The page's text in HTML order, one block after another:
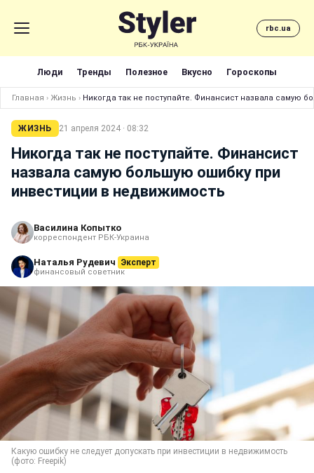
rbc.ua
Люди Тренды Полезное Вкусно Гороскопы
Главная › Жизнь › Никогда так не поступайте. Финансист назвала самую
ЖИЗНЬ 21 апреля 2024 · 08:32
Никогда так не поступайте. Финансист
назвала самую большую ошибку при
инвестиции в недвижимость
Василина Копытко
корреспондент РБК-Украина
Наталья Рудевич Эксперт
финансовый советник
Какую ошибку не следует допускать при инвестиции в недвижимость
(фото: Freepik)